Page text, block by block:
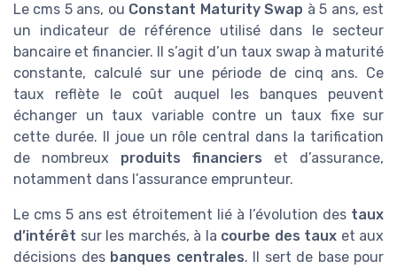
Le cms 5 ans, ou Constant Maturity Swap à 5 ans, est
un indicateur de référence utilisé dans le secteur
bancaire et financier. Il s’agit d’un taux swap à maturité
constante, calculé sur une période de cinq ans. Ce
taux reflète le coût auquel les banques peuvent
échanger un taux variable contre un taux fixe sur
cette durée. Il joue un rôle central dans la tarification
de nombreux produits financiers et d’assurance,
notamment dans l’assurance emprunteur.
Le cms 5 ans est étroitement lié à l’évolution des taux
d’intérêt sur les marchés, à la courbe des taux et aux
décisions des banques centrales. Il sert de base pour